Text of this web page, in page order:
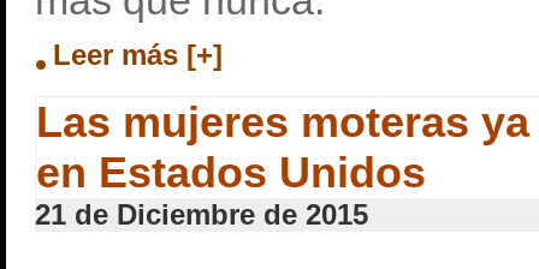
Leer más [+]
Las mujeres moteras
en Estados Unidos
21 de Diciembre de 2015